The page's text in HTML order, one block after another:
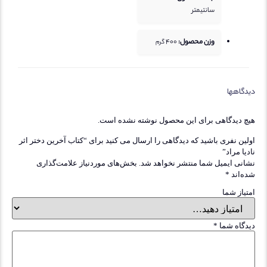
سانتیمتر
وزن محصول:400گرم
دیدگاهی برای این محصول نوشته نشده است.
نفری باشید که دیدگاهی را ارسال می کنید برای “کتاب آخرین دختر اثر
مراد”
ایمیل شما منتشر نخواهد شد. بخش‌های موردنیاز علامت‌گذاری
*
شما
شما*